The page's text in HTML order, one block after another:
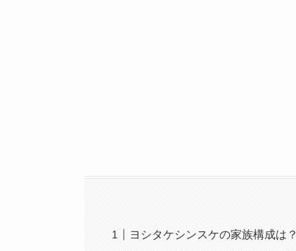
ヨシタケシンスケの家族構成は？